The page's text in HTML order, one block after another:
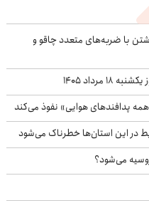
با ضربه‌های متعدد چاقو و
۱۴۰۵
پدافندهای هوایی» نفوذ می‌کند
در این استان‌ها خطرناک می‌شود
می‌شود؟